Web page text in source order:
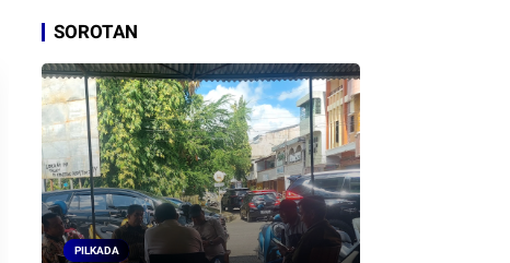
SOROTAN
PILKADA